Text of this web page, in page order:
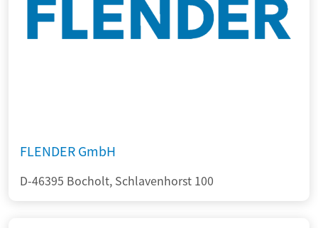
FLENDER GmbH
D-46395 Bocholt, Schlavenhorst 100